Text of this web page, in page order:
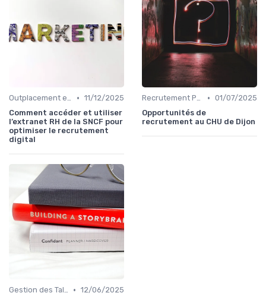
Outplacement et Conseil RH • 11/12/2025
Comment accéder et utiliser
l’extranet RH de la SNCF pour
optimiser le recrutement
digital
Recrutement Permanent et Temporaire • 01/07/2025
Opportunités de
recrutement au CHU de Dijon
Gestion des Talents et Onboarding • 12/06/2025